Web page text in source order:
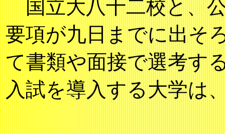
国立大八十二校と、
要項が九日までに出そ
て書類や面接で選考す
入試を導入する大学は